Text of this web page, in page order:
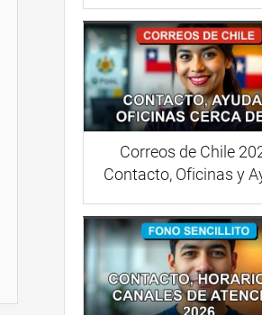
Correos de Chile
Contacto, Oficinas y